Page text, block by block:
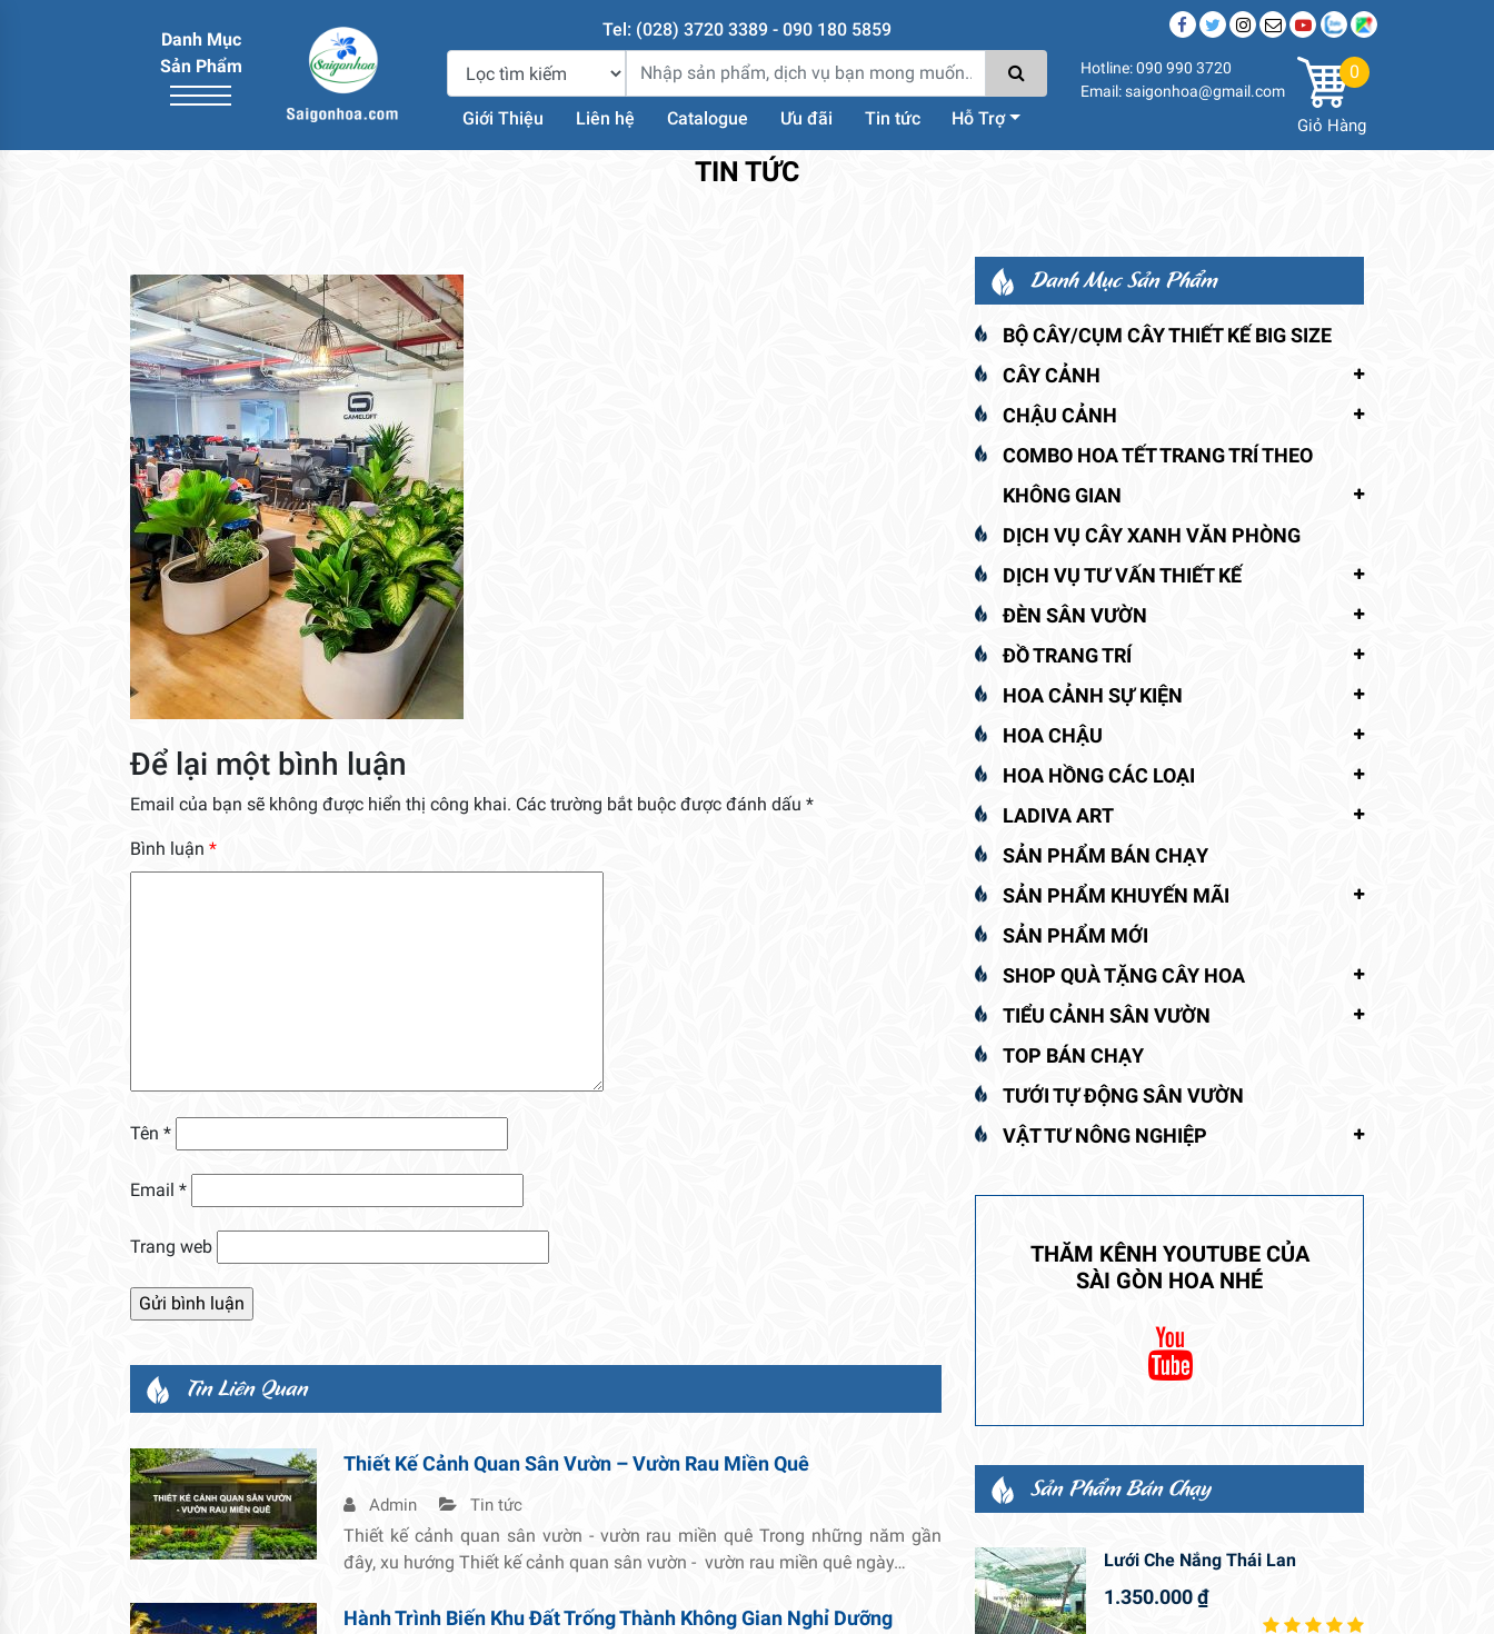
Danh Mục
Sản Phẩm
Tel: (028) 3720 3389 - 090 180 5859
Giới Thiệu Liên hệ Catalogue Ưu đãi Tin tức Hỗ Trợ
Hotline: 090 990 3720
Email: saigonhoa@gmail.com
0
Giỏ Hàng
TIN TỨC
Để lại một bình luận
Email của bạn sẽ không được hiển thị công khai. Các trường bắt buộc được đánh dấu *
Bình luận *
Tên *
Email *
Trang web
Tin Liên Quan
Thiết Kế Cảnh Quan Sân Vườn – Vườn Rau Miền Quê
Admin Tin tức
Thiết kế cảnh quan sân vườn - vườn rau miền quê Trong những năm gần
đây, xu hướng Thiết kế cảnh quan sân vườn - vườn rau miền quê ngày…
Hành Trình Biến Khu Đất Trống Thành Không Gian Nghỉ Dưỡng
Danh Mục Sản Phẩm
BỘ CÂY/CỤM CÂY THIẾT KẾ BIG SIZE
CÂY CẢNH
CHẬU CẢNH
COMBO HOA TẾT TRANG TRÍ THEO
KHÔNG GIAN
DỊCH VỤ CÂY XANH VĂN PHÒNG
DỊCH VỤ TƯ VẤN THIẾT KẾ
ĐÈN SÂN VƯỜN
ĐỒ TRANG TRÍ
HOA CẢNH SỰ KIỆN
HOA CHẬU
HOA HỒNG CÁC LOẠI
LADIVA ART
SẢN PHẨM BÁN CHẠY
SẢN PHẨM KHUYẾN MÃI
SẢN PHẨM MỚI
SHOP QUÀ TẶNG CÂY HOA
TIỂU CẢNH SÂN VƯỜN
TOP BÁN CHẠY
TƯỚI TỰ ĐỘNG SÂN VƯỜN
VẬT TƯ NÔNG NGHIỆP
THĂM KÊNH YOUTUBE CỦA
SÀI GÒN HOA NHÉ
Sản Phẩm Bán Chạy
Lưới Che Nắng Thái Lan
1.350.000₫